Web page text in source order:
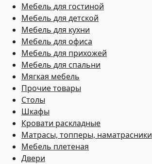
Мебель для гостиной
Мебель для детской
Мебель для кухни
Мебель для офиса
Мебель для прихожей
Мебель для спальни
Мягкая мебель
Прочие товары
Столы
Шкафы
Кровати раскладные
Матрасы, топперы, наматрасники
Мебель плетеная
Двери